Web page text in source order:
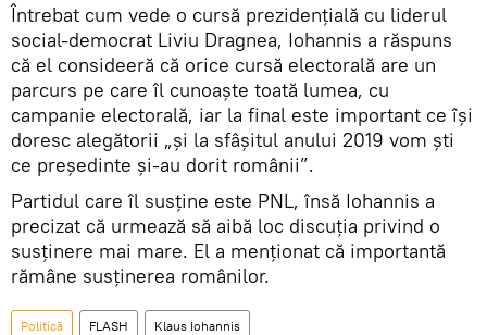
Întrebat cum vede o cursă prezidenţială cu liderul
social-democrat Liviu Dragnea, Iohannis a răspuns
că el consideeră că orice cursă electorală are un
parcurs pe care îl cunoaşte toată lumea, cu
campanie electorală, iar la final este important ce îşi
doresc alegătorii „şi la sfâşitul anului 2019 vom şti
ce preşedinte şi-au dorit românii”.
Partidul care îl susţine este PNL, însă Iohannis a
precizat că urmează să aibă loc discuţia privind o
susţinere mai mare. El a menţionat că importantă
rămâne susţinerea românilor.
Politică FLASH Klaus Iohannis